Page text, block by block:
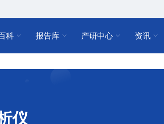
科 报告库 产研中心 资讯
仪